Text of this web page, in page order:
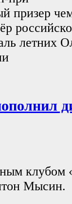
призер
летних
клубом
Мысин.